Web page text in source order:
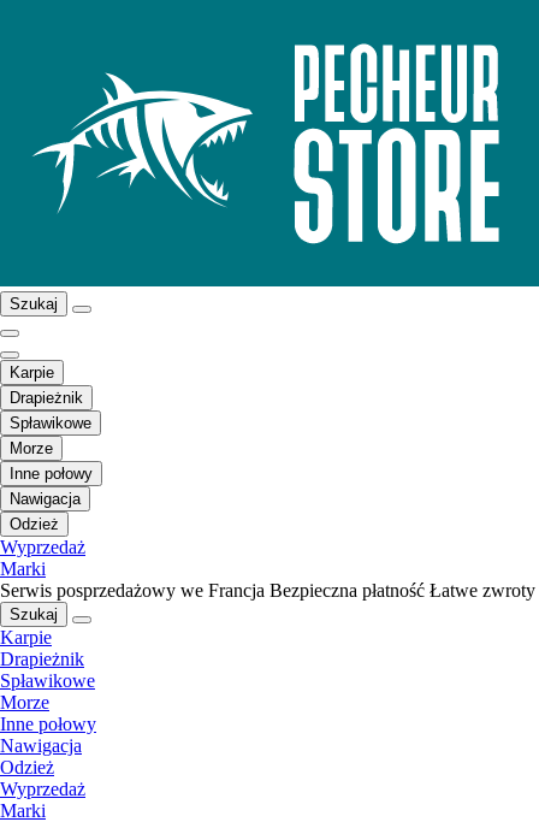
Szukaj
Karpie
Drapieżnik
Spławikowe
Morze
Inne połowy
Nawigacja
Odzież
Wyprzedaż
Marki
Serwis posprzedażowy we Francja Bezpieczna płatność Łatwe zwroty
Szukaj
Karpie
Drapieżnik
Spławikowe
Morze
Inne połowy
Nawigacja
Odzież
Wyprzedaż
Marki